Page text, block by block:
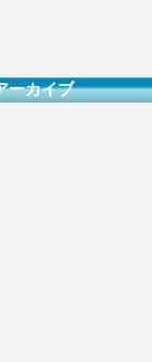
ーカイブ